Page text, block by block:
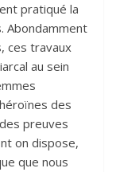
pratiqué la
Abondamment
ces travaux
au sein
des
preuves
on dispose,
que nous